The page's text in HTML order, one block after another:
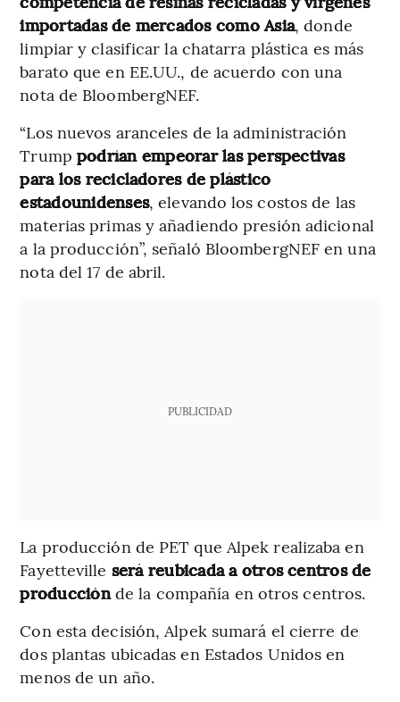
importadas de mercados como Asia, donde
limpiar y clasificar la chatarra plástica es más
barato que en EE.UU., de acuerdo con una
nota de BloombergNEF.
“Los nuevos aranceles de la administración
Trump podrían empeorar las perspectivas
para los recicladores de plástico
estadounidenses, elevando los costos de las
materias primas y añadiendo presión adicional
a la producción”, señaló BloombergNEF en una
nota del 17 de abril.
PUBLICIDAD
La producción de PET que Alpek realizaba en
Fayetteville será reubicada a otros centros de
producciónde la compañía en otros centros.
Con esta decisión, Alpek sumará el cierre de
dos plantas ubicadas en Estados Unidos en
menos de un año.